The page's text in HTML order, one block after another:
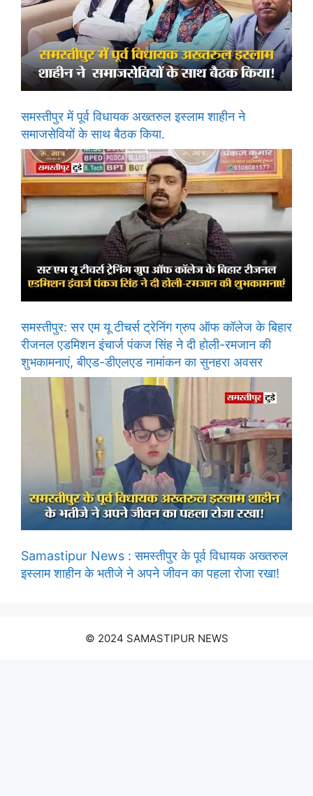
समस्तीपुर में पूर्व विधायक अख्तरुल इस्लाम शाहीन ने
समाजसेवियों के साथ बैठक किया.
समस्तीपुर: सर एम यू टीचर्स ट्रेनिंग ग्रुप ऑफ कॉलेज के बिहार
रीजनल एडमिशन इंचार्ज पंकज सिंह ने दी होली-रमजान की
शुभकामनाएं, बीएड-डीएलएड नामांकन का सुनहरा अवसर
Samastipur News : समस्तीपुर के पूर्व विधायक अख्तरुल
इस्लाम शाहीन के भतीजे ने अपने जीवन का पहला रोजा रखा!
© 2024 SAMASTIPUR NEWS